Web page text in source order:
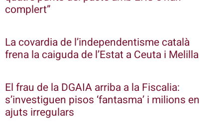
complert”
La covardia de l’independentisme català
frena la caiguda de l’Estat a Ceuta i Melilla
El frau de la DGAIA arriba a la Fiscalia:
s’investiguen pisos ‘fantasma’ i milions en
ajuts irregulars